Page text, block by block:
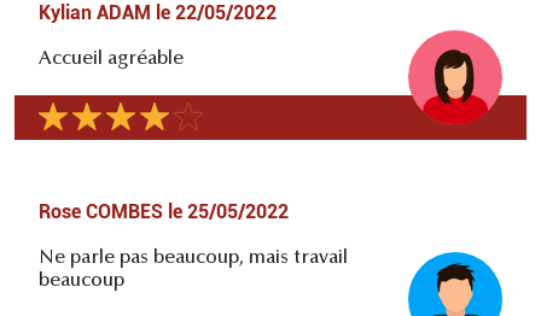
Kylian ADAM le 22/05/2022
Accueil agréable
Rose COMBES le 25/05/2022
Ne parle pas beaucoup, mais travail
beaucoup